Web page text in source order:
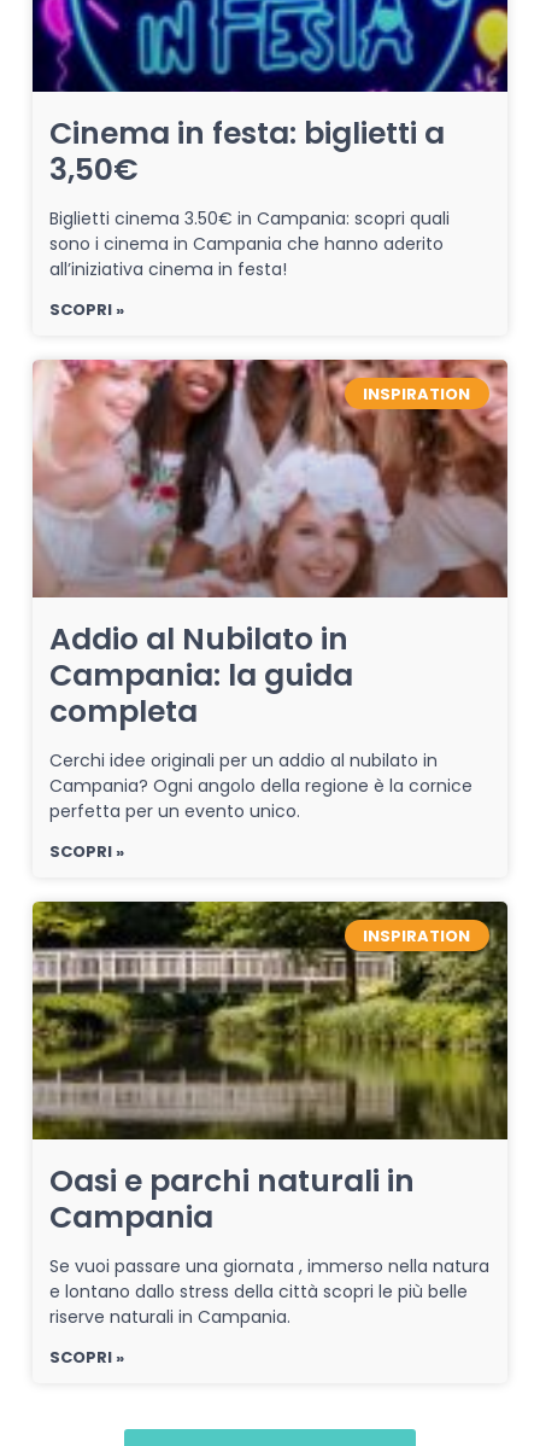
Cinema in festa: biglietti a
3,50€
Biglietti cinema 3.50€ in Campania: scopri quali
sono i cinema in Campania che hanno aderito
all’iniziativa cinema in festa!
SCOPRI »
INSPIRATION
Addio al Nubilato in
Campania: la guida
completa
Cerchi idee originali per un addio al nubilato in
Campania? Ogni angolo della regione è la cornice
perfetta per un evento unico.
SCOPRI »
INSPIRATION
Oasi e parchi naturali in
Campania
Se vuoi passare una giornata , immerso nella natura
e lontano dallo stress della città scopri le più belle
riserve naturali in Campania.
SCOPRI »